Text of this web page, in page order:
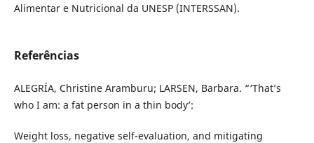
Alimentar e Nutricional da UNESP (INTERSSAN).
Referências
ALEGRÍA, Christine Aramburu; LARSEN, Barbara. “‘That’s
who I am: a fat person in a thin body’:
Weight loss, negative self-evaluation, and mitigating